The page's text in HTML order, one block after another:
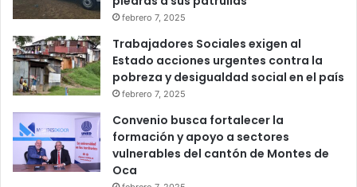
febrero 7, 2025
Trabajadores Sociales exigen al
Estado acciones urgentes contra la
pobreza y desigualdad social en el país
febrero 7, 2025
Convenio busca fortalecer la
formación y apoyo a sectores
vulnerables del cantón de Montes de
Oca